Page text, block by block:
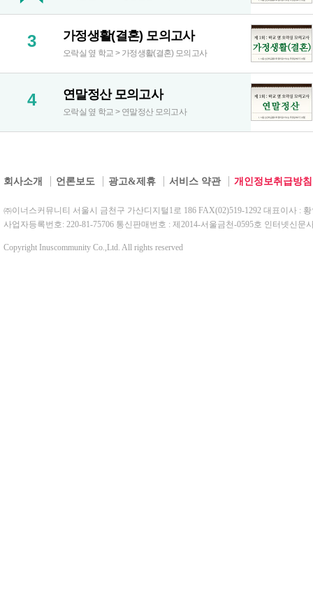
3 가정생활(결혼) 모의고사
오락실 옆 학교 > 가정생활(결혼) 모의고사
4 연말정산 모의고사
오락실 옆 학교 > 연말정산 모의고사